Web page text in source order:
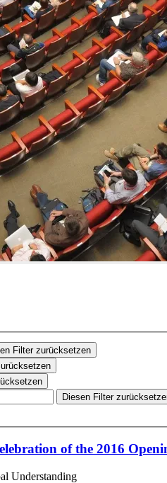
Filter zurücksetzen
Diesen Filter
of the 2016
Understanding